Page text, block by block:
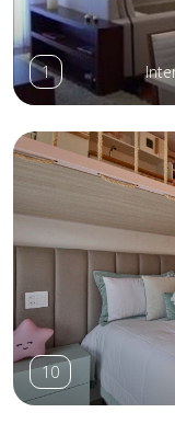
1
10